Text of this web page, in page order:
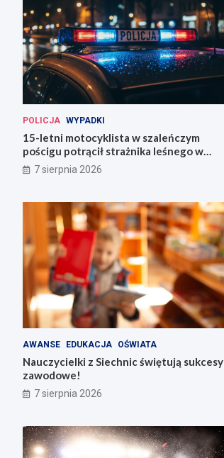
POLICJA WYPADKI
15-letni motocyklista w szaleńczym
pościgu potrącił strażnika leśnego w
Lwówku Śląskim
7 sierpnia 2026
AWANSE EDUKACJA OŚWIATA
Nauczycielki z Siechnic świętują sukcesy
zawodowe!
7 sierpnia 2026